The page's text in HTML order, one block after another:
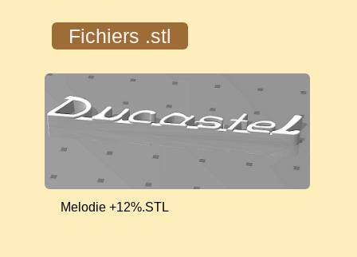
Fichiers .stl
Melodie +12%.STL